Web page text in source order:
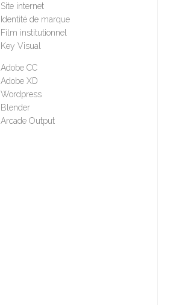
Site internet
Identité de marque
Film institutionnel
Key Visual
Adobe CC
Adobe XD
Wordpress
Blender
Arcade Output